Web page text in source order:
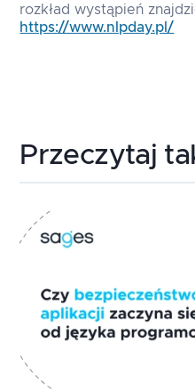
rozkład wystąpień
https://www.nlpday.pl/
Przeczytaj